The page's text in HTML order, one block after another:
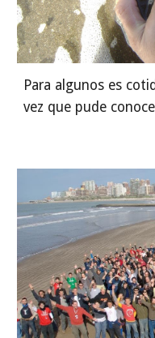
Para algunos es
vez que pude